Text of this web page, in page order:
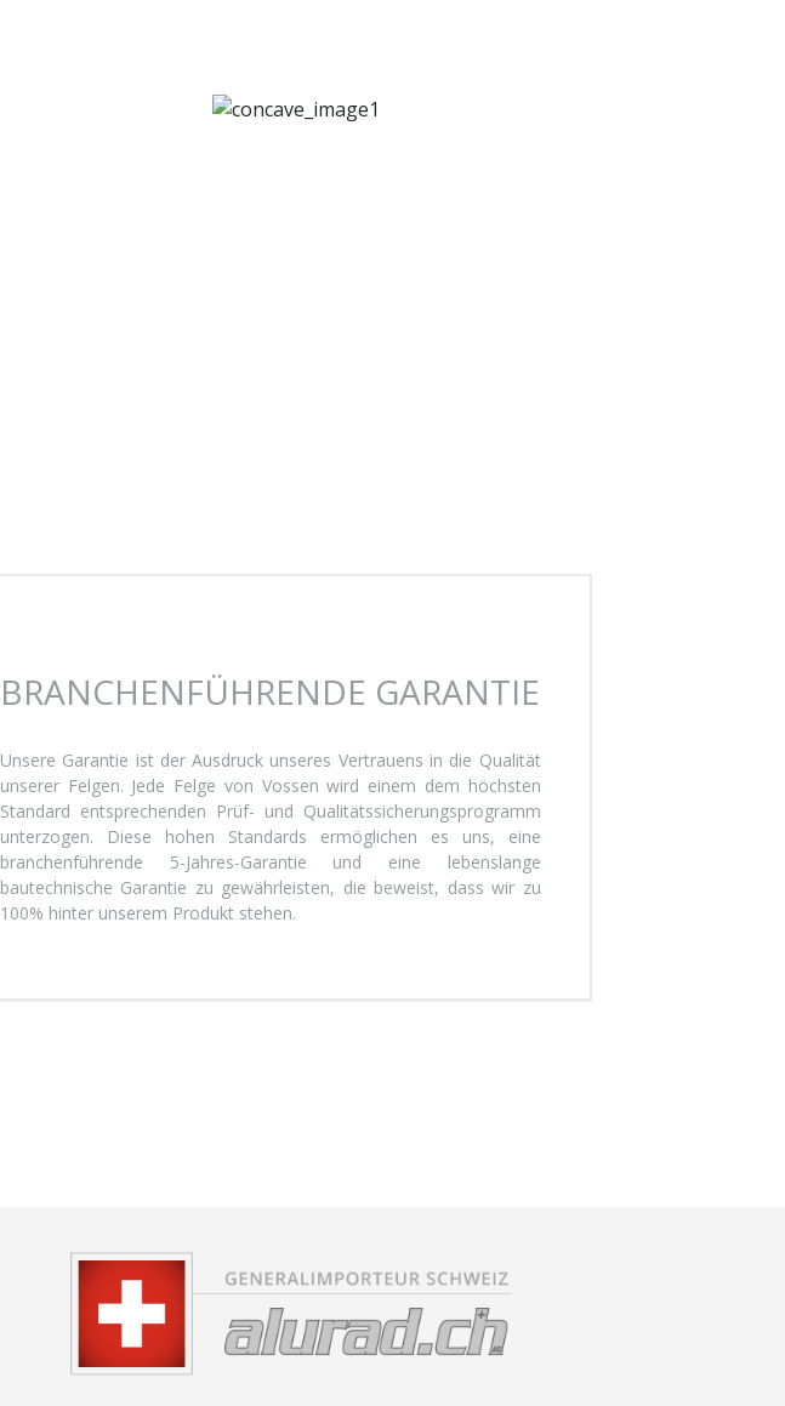
BRANCHENFÜHRENDE GARANTIE
Unsere Garantie ist der Ausdruck unseres Vertrauens in die Qualität
unserer Felgen. Jede Felge von Vossen wird einem dem höchsten
Standard entsprechenden Prüf- und Qualitätssicherungsprogramm
unterzogen. Diese hohen Standards ermöglichen es uns, eine
branchenführende 5-Jahres-Garantie und eine lebenslange
bautechnische Garantie zu gewährleisten, die beweist, dass wir zu
100% hinter unserem Produkt stehen.